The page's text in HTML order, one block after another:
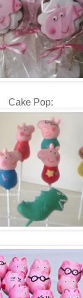
Cake Pop: